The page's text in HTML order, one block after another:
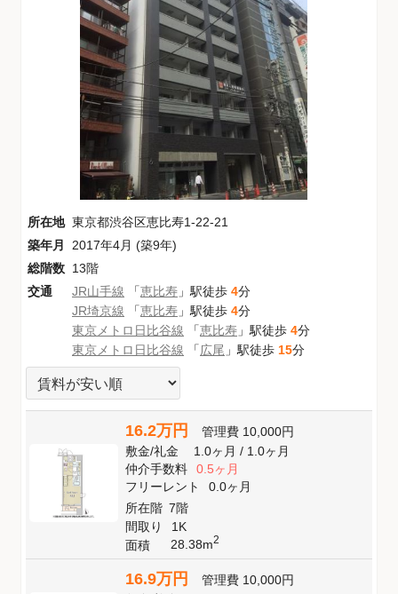
所在地 東京都渋谷区恵比寿1-22-21
築年月
2017年4月 (築9年)
総階数 13階
交通
JR山手線 「恵比寿 」駅徒歩 4分
JR埼京線 「恵比寿 」駅徒歩 4分
東京メトロ日比谷線 「恵比寿 」駅徒歩 4分
東京メトロ日比谷線 「広尾 」駅徒歩 15分
16.2万円 管理費 10,000円
敷金/礼金 1.0ヶ月/ 1.0ヶ月
仲介手数料
0.5ヶ月
フリーレント
0.0ヶ月
所在階 7階
間取り
1K
面積
28.38m2
16.9万円 管理費 10,000円